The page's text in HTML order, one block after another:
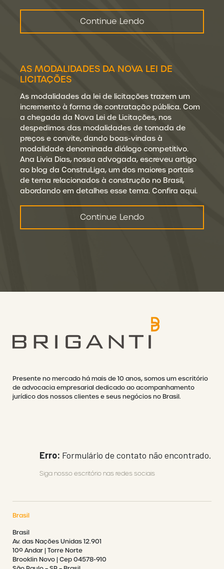
Continue Lendo
AS MODALIDADES DA NOVA LEI DE
LICITAÇÕES
As modalidades da lei de licitações trazem um
incremento à forma de contratação pública. Com
a chegada da Nova Lei de Licitações, nos
despedimos das modalidades de tomada de
preços e convite, dando boas-vindas à
modalidade denominada diálogo competitivo.
Ana Livia Dias, nossa advogada, escreveu artigo
ao blog da ConstruLiga, um dos maiores portais
de tema relacionados à construção no Brasil,
abordando em detalhes esse tema. Confira aqui.
Continue Lendo
Presente no mercado há mais de 10 anos, somos um escritório
de advocacia empresarial dedicado ao acompanhamento
jurídico dos nossos clientes e seus negócios no Brasil.
Erro: Formulário de contato não encontrado.
Siga nosso escritório nas redes sociais
Brasil
Brasil
Av. das Nações Unidas 12.901
10º Andar | Torre Norte
Brooklin Novo | Cep 04578-910